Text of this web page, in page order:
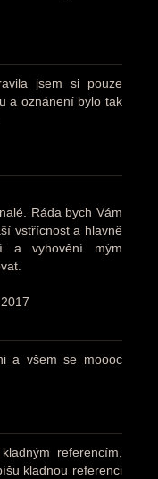
jsem si pouze
a oznánení bylo tak
Ráda bych Vám
vstřícnost a hlavně
a vyhovění mým
a všem se moooc
referencím,
kladnou referenci